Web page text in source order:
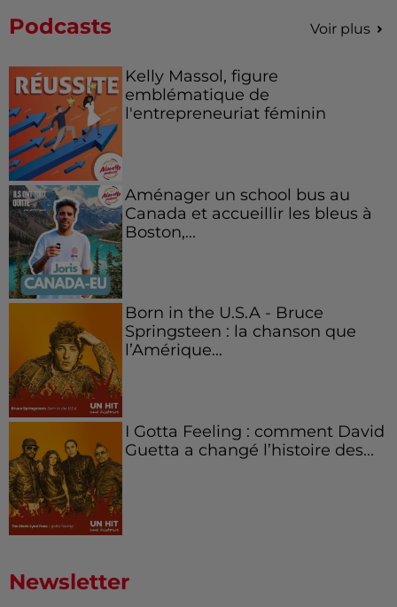
Podcasts Voir plus
Kelly Massol, figure
emblématique de
l'entrepreneuriat féminin
Aménager un school bus au
Canada et accueillir les bleus à
Boston,...
Born in the U.S.A - Bruce
Springsteen : la chanson que
l’Amérique...
I Gotta Feeling : comment David
Guetta a changé l’histoire des...
Newsletter